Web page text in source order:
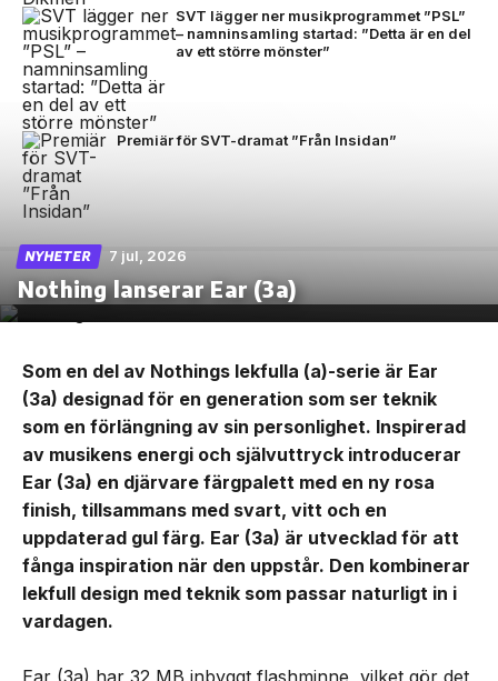
SVT lägger ner musikprogrammet ”PSL”
– namninsamling startad: ”Detta är en del
av ett större mönster”
Premiär för SVT-dramat ”Från Insidan”
NYHETER 7 jul, 2026
Nothing lanserar Ear (3a)
Som en del av Nothings lekfulla (a)-serie är Ear
(3a) designad för en generation som ser teknik
som en förlängning av sin personlighet. Inspirerad
av musikens energi och självuttryck introducerar
Ear (3a) en djärvare färgpalett med en ny rosa
finish, tillsammans med svart, vitt och en
uppdaterad gul färg. Ear (3a) är utvecklad för att
fånga inspiration när den uppstår. Den kombinerar
lekfull design med teknik som passar naturligt in i
vardagen.